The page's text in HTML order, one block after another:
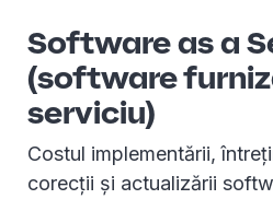
Software as a
(software
serviciu)
Costul implementării,
corecții și actualizării